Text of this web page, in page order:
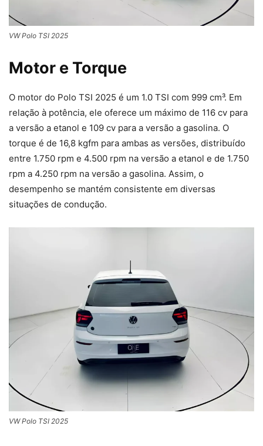
VW Polo TSI 2025
Motor e Torque
O motor do Polo TSI 2025 é um 1.0 TSI com 999 cm³. Em
relação à potência, ele oferece um máximo de 116 cv para
a versão a etanol e 109 cv para a versão a gasolina. O
torque é de 16,8 kgfm para ambas as versões, distribuído
entre 1.750 rpm e 4.500 rpm na versão a etanol e de 1.750
rpm a 4.250 rpm na versão a gasolina. Assim, o
desempenho se mantém consistente em diversas
situações de condução.
VW Polo TSI 2025